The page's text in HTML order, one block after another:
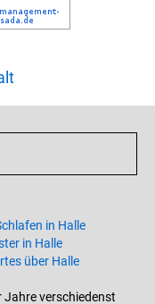
in Halle
in Halle
über Halle
Jahre verschiedenst